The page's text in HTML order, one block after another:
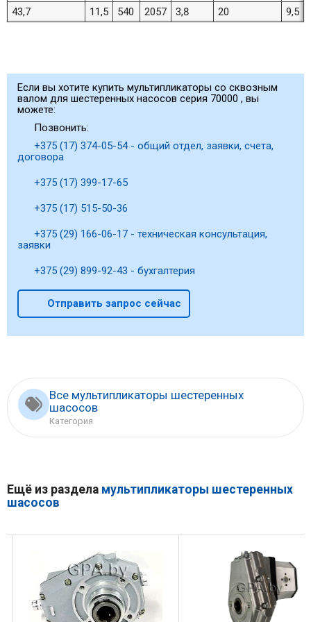
43,7 11,5 540 2057 3,8 20 9,5
Если вы хотите купить мультипликаторы со сквозным
валом для шестеренных насосов cерия 70000 , вы
можете:
Позвонить:
+375 (17) 374-05-54 - общий отдел, заявки, счета,
договора
+375 (17) 399-17-65
+375 (17) 515-50-36
+375 (29) 166-06-17 - техническая консультация,
заявки
+375 (29) 899-92-43 - бухгалтерия
Отправить запрос сейчас
Все мультипликаторы шестеренных
шасосов
Категория
Ещё из раздела мультипликаторы шестеренных
шасосов